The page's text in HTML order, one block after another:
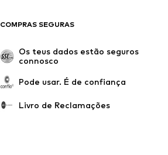
COMPRAS SEGURAS
Os teus dados estão seguros
connosco
Pode usar. É de confiança
Livro de Reclamações